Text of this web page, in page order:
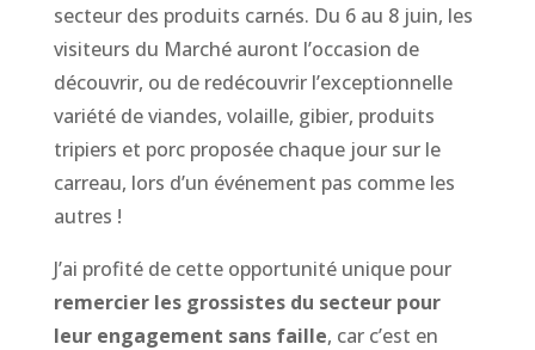
secteur des produits carnés. Du 6 au 8 juin, les
visiteurs du Marché auront l’occasion de
découvrir, ou de redécouvrir l’exceptionnelle
variété de viandes, volaille, gibier, produits
tripiers et porc proposée chaque jour sur le
carreau, lors d’un événement pas comme les
autres !
J’ai profité de cette opportunité unique pour
remercier les grossistes du secteur pour
leur engagement sans faille, car c’est en